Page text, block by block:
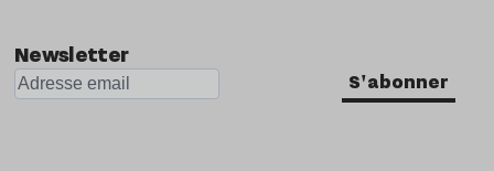
Indie
Newsletter
S'abonner